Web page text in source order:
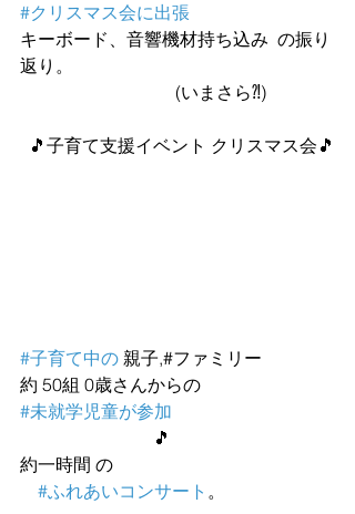
#クリスマス会に出張
キーボード、音響機材持ち込み  の振り
返り。
(いまさら⁈)
🎵子育て支援イベント クリスマス会🎵
#子育て中の 親子,#ファミリー
約 50組 0歳さんからの
#未就学児童が参加
                              🎵
約一時間 の
#ふれあいコンサート 。